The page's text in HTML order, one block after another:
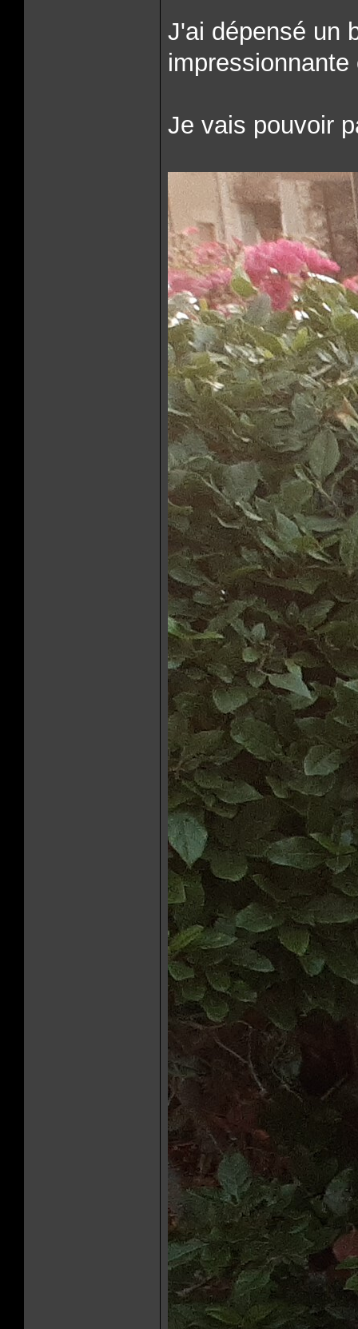
J'ai dépensé un
Je vais pouvoir